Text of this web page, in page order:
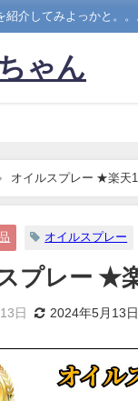
介してみよっかと。。
ゃん
オイルスプレー ★楽天
オイルスプレー
プレー ★
日 2024年5月13日